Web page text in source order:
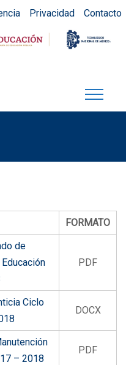
Privacidad Contacto
FORMATO
de
PDF
Ciclo
DOCX
– 2018
PDF